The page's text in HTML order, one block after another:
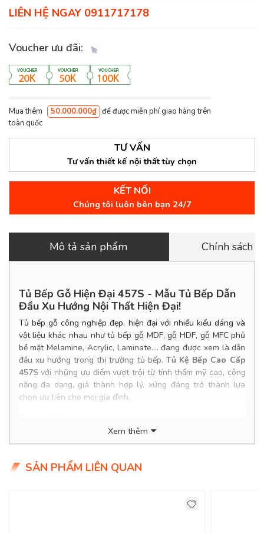
LIÊN HỆ NGAY 0911717178
Voucher ưu đãi:
Mua thêm 50.000.000₫ để được miễn phí giao hàng trên
toàn quốc
TƯ VẤN
Tư vấn thiết kế nội thất tùy chọn
KẾT NỐI
Chúng tôi luôn bên bạn 24/7
Mô tả sản phẩm Chính sách
Tủ Bếp Gỗ Hiện Đại 457S - Mẫu Tủ Bếp Dẫn
Đầu Xu Hướng Nội Thất Hiện Đại!
Tủ bếp gỗ công nghiệp đẹp, hiện đại với nhiều kiểu dáng và
vật liệu khác nhau như tủ bếp gỗ MDF, gỗ HDF, gỗ MFC phủ
bề mặt Melamine, Acrylic, Laminate.... đang được xem là dẫn
đầu xu hướng trong thị trường tủ bếp. Tủ Kệ Bếp Cao Cấp
457Svới những ưu điểm vượt trội từ tính thẩm mỹ cao, công
năng đa dạng, giá thành hợp lý, xứng đáng trở thành lựa
chọn ưu tiên cho mọi gia đình.
đào/sồi sơn PU.
Tình trạng: Hàng mới - còn hàng.
Xem thêm
SẢN PHẨM LIÊN QUAN